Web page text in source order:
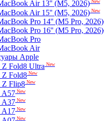
Air 13'' (M5, 2026) New
Air 15'' (M5, 2026) New
Pro 14'' (M5 Pro, 2026)
Pro 16'' (M5 Pro, 2026)
Pro
Air
Apple
Z Fold8 Ultra New
Z Fold8 New
Z Flip8 New
A57 New
A37 New
A17 New
New